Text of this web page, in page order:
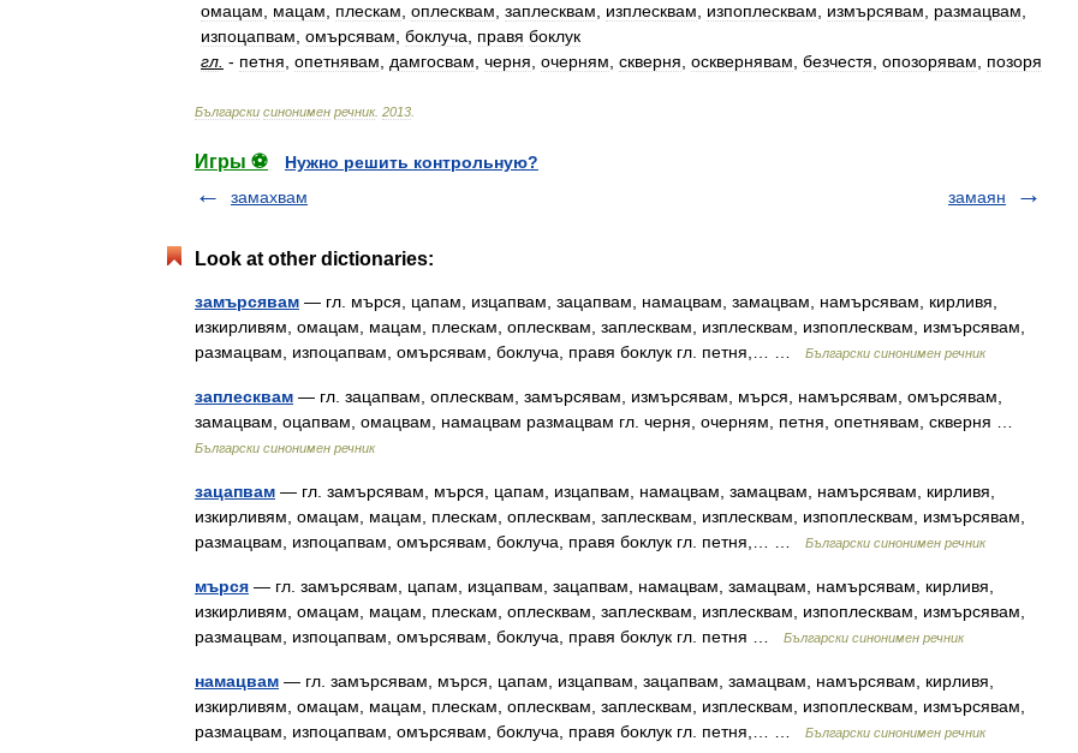
омацам
мацам плескам оплесквам заплесквам изплесквам изпоплесквам измърсявам размацвам
изпоцапвам омърсявам боклуча правя боклук
гл - петня опетнявам дамгосвам черня очерням скверня осквернявам безчестя опозорявам позоря
Български синонимен речник. 2013
Игры ⚽
Нужно решить контрольную?
замахвам
замаян
Look at other dictionaries:
замърсявам — гл. мърся, цапам, изцапвам, зацапвам, намацвам, замацвам, намърсявам, кирливя,
изкирливям, омацам, мацам, плескам, оплесквам, заплесквам, изплесквам, изпоплесквам, измърсявам,
размацвам, изпоцапвам, омърсявам, боклуча, правя боклук гл. петня,… …
Български синонимен речник
заплесквам — гл. зацапвам, оплесквам, замърсявам, измърсявам, мърся, намърсявам, омърсявам,
замацвам, оцапвам, омацвам, намацвам размацвам гл. черня, очерням, петня, опетнявам, скверня …
Български синонимен речник
зацапвам — гл. замърсявам, мърся, цапам, изцапвам, намацвам, замацвам, намърсявам, кирливя,
изкирливям, омацам, мацам, плескам, оплесквам, заплесквам, изплесквам, изпоплесквам, измърсявам,
размацвам, изпоцапвам, омърсявам, боклуча, правя боклук гл. петня,… …
Български синонимен речник
мърся — гл. замърсявам, цапам, изцапвам, зацапвам, намацвам, замацвам, намърсявам, кирливя,
изкирливям, омацам, мацам, плескам, оплесквам, заплесквам, изплесквам, изпоплесквам, измърсявам,
размацвам, изпоцапвам, омърсявам, боклуча, правя боклук гл. петня …
Български синонимен речник
намацвам — гл. замърсявам, мърся, цапам, изцапвам, зацапвам, замацвам, намърсявам, кирливя,
изкирливям, омацам, мацам, плескам, оплесквам, заплесквам, изплесквам, изпоплесквам, измърсявам,
размацвам, изпоцапвам, омърсявам, боклуча, правя боклук гл. петня,… …
Български синонимен речник